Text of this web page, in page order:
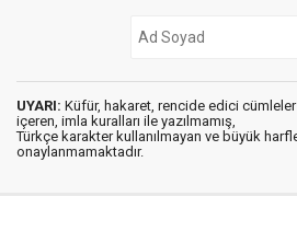
UYARI: Küfür, hakaret, rencide edici cümleler
içeren, imla kuralları ile yazılmamış,
Türkçe karakter kullanılmayan ve büyük
onaylanmamaktadır.